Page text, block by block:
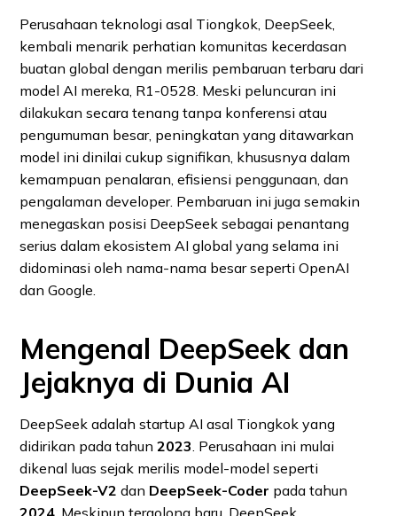
Perusahaan teknologi asal Tiongkok, DeepSeek,
kembali menarik perhatian komunitas kecerdasan
buatan global dengan merilis pembaruan terbaru dari
model AI mereka, R1‑0528. Meski peluncuran ini
dilakukan secara tenang tanpa konferensi atau
pengumuman besar, peningkatan yang ditawarkan
model ini dinilai cukup signifikan, khususnya dalam
kemampuan penalaran, efisiensi penggunaan, dan
pengalaman developer. Pembaruan ini juga semakin
menegaskan posisi DeepSeek sebagai penantang
serius dalam ekosistem AI global yang selama ini
didominasi oleh nama-nama besar seperti OpenAI
dan Google.
Mengenal DeepSeek dan
Jejaknya di Dunia AI
DeepSeek adalah startup AI asal Tiongkok yang
didirikan pada tahun2023. Perusahaan ini mulai
dikenal luas sejak merilis model-model seperti
DeepSeek-V2 dan DeepSeek-Coder pada tahun